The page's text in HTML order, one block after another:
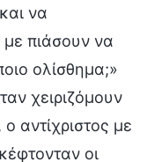
να
πιάσουν να
ολίσθημα;»
χειριζόμουν
αντίχριστος με
οι